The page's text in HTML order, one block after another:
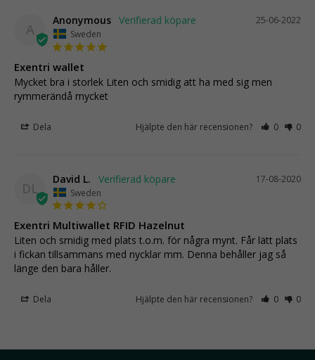
A
25-06-2022
Anonymous
Sweden
Exentri wallet
Mycket bra i storlek Liten och smidig att ha med sig men
rymmerändå mycket
Dela Hjälpte den här recensionen? 0 0
DL
17-08-2020
David L.
Sweden
Exentri Multiwallet RFID Hazelnut
Liten och smidig med plats t.o.m. för några mynt. Får lätt plats
i fickan tillsammans med nycklar mm. Denna behåller jag så
länge den bara håller.
Dela Hjälpte den här recensionen? 0 0